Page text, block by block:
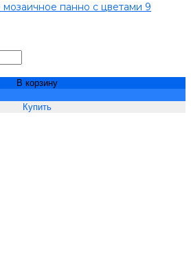
панно с цветами 9
В корзину